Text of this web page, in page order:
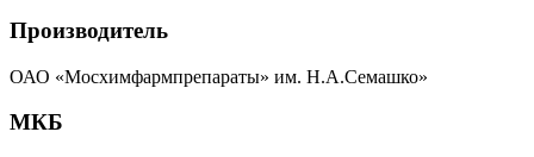
Производитель
ОАО «Мосхимфармпрепараты» им. Н.А.Семашко»
МКБ